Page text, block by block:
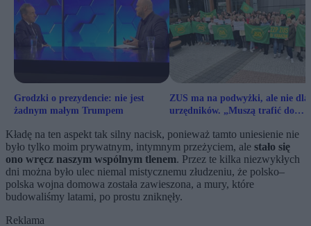
Grodzki o prezydencie: nie jest
żadnym małym Trumpem
ZUS ma na podwyżki, ale nie dla
urzędników. „Muszą trafić do
Kładę na ten aspekt tak silny nacisk, ponieważ tamto uniesienie nie
było tylko moim prywatnym, intymnym przeżyciem, ale stało się
ono wręcz naszym wspólnym tlenem. Przez te kilka niezwykłych
dni można było ulec niemal mistycznemu złudzeniu, że polsko–
polska wojna domowa została zawieszona, a mury, które
budowaliśmy latami, po prostu zniknęły.
Reklama